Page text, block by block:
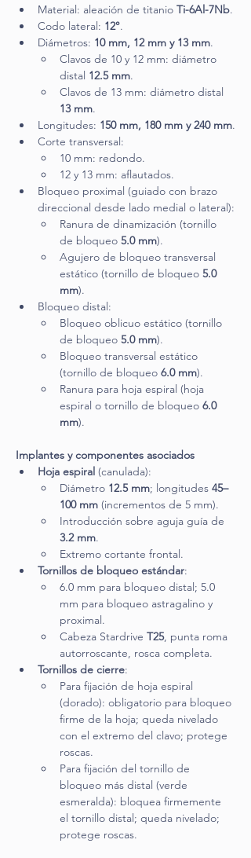
Material: aleación de titanio Ti-6Al-7Nb.
Codo lateral: 12°.
Diámetros: 10 mm, 12 mm y 13 mm.
Clavos de 10 y 12 mm: diámetro
distal 12.5 mm.
Clavos de 13 mm: diámetro distal
13 mm.
Longitudes: 150 mm, 180 mm y 240 mm.
Corte transversal:
10 mm: redondo.
12 y 13 mm: aflautados.
Bloqueo proximal (guiado con brazo
direccional desde lado medial o lateral):
Ranura de dinamización (tornillo
de bloqueo 5.0 mm).
Agujero de bloqueo transversal
estático (tornillo de bloqueo 5.0
mm).
Bloqueo distal:
Bloqueo oblicuo estático (tornillo
de bloqueo 5.0 mm).
Bloqueo transversal estático
(tornillo de bloqueo 6.0 mm).
Ranura para hoja espiral (hoja
espiral o tornillo de bloqueo 6.0
mm).
Implantes y componentes asociados
Hoja espiral (canulada):
Diámetro 12.5 mm; longitudes 45–
100 mm (incrementos de 5 mm).
Introducción sobre aguja guía de
3.2 mm.
Extremo cortante frontal.
Tornillos de bloqueo estándar:
6.0 mm para bloqueo distal; 5.0
mm para bloqueo astragalino y
proximal.
Cabeza Stardrive T25, punta roma
autorroscante, rosca completa.
Tornillos de cierre:
Para fijación de hoja espiral
(dorado): obligatorio para bloqueo
firme de la hoja; queda nivelado
con el extremo del clavo; protege
roscas.
Para fijación del tornillo de
bloqueo más distal (verde
esmeralda): bloquea firmemente
el tornillo distal; queda nivelado;
protege roscas.